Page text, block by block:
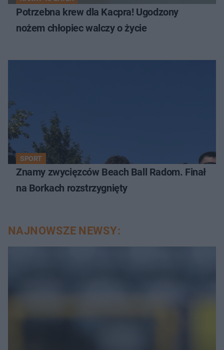
Potrzebna krew dla Kacpra! Ugodzony
nożem chłopiec walczy o życie
SPORT
Znamy zwycięzców Beach Ball Radom. Finał
na Borkach rozstrzygnięty
NAJNOWSZE NEWSY: